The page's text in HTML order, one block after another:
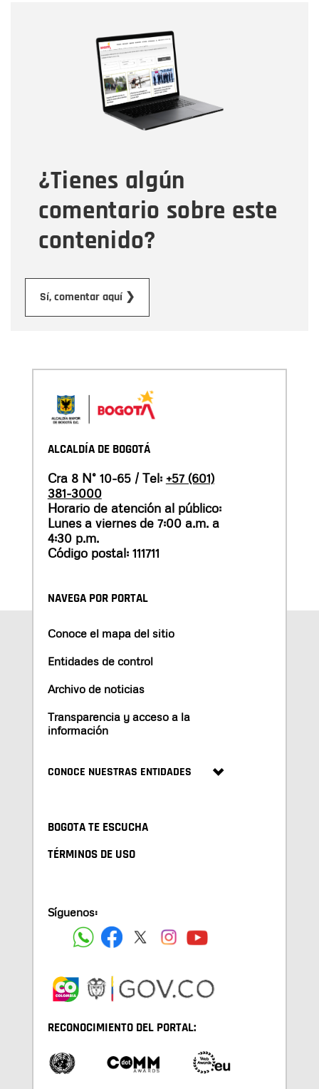
¿Tienes algún
comentario sobre este
contenido?
Sí, comentar aquí ❯
Correo electrónico
Tipo de comentario
Mensaje
ALCALDÍA DE BOGOTÁ
Cra 8 N° 10-65 / Tel: +57 (601)
381-3000
Horario de atención al público:
Lunes a viernes de 7:00 a.m. a
4:30 p.m.
Código postal: 111711
NAVEGA POR PORTAL
Conoce el mapa del sitio
Entidades de control
Archivo de noticias
Transparencia y acceso a la
información
CONOCE NUESTRAS ENTIDADES
BOGOTA TE ESCUCHA
TÉRMINOS DE USO
Síguenos:
RECONOCIMIENTO DEL PORTAL: